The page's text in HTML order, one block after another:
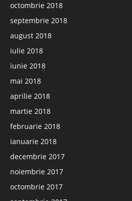
octombrie 2018
septembrie 2018
august 2018
iulie 2018
iunie 2018
mai 2018
aprilie 2018
martie 2018
februarie 2018
ianuarie 2018
decembrie 2017
noiembrie 2017
octombrie 2017